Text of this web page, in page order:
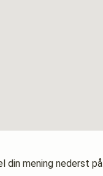
din mening nederst